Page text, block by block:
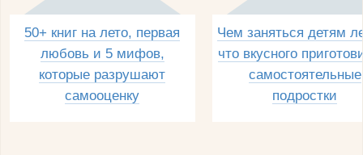
50+ книг на лето, первая
любовь и 5 мифов,
которые разрушают
самооценку
Чем заняться детям
что вкусного
самостоятельные
подростки